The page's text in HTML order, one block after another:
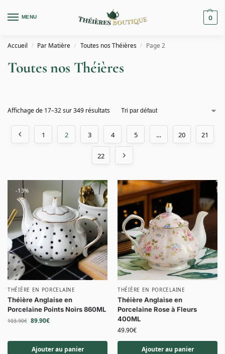
MENU 0
Accueil / Par Matière / Toutes nos Théières / Page 2
Toutes nos Théières
Affichage de 17–32 sur 349 résultats
1 2 3 4 5 … 20 21
22
-13%
THÉIÈRE EN PORCELAINE
Théière Anglaise en
Porcelaine Points Noirs 860ML
103.90€ 89.90€
Ajouter au panier
THÉIÈRE EN PORCELAINE
Théière Anglaise en
Porcelaine Rose à Fleurs
400ML
49.90€
Ajouter au panier